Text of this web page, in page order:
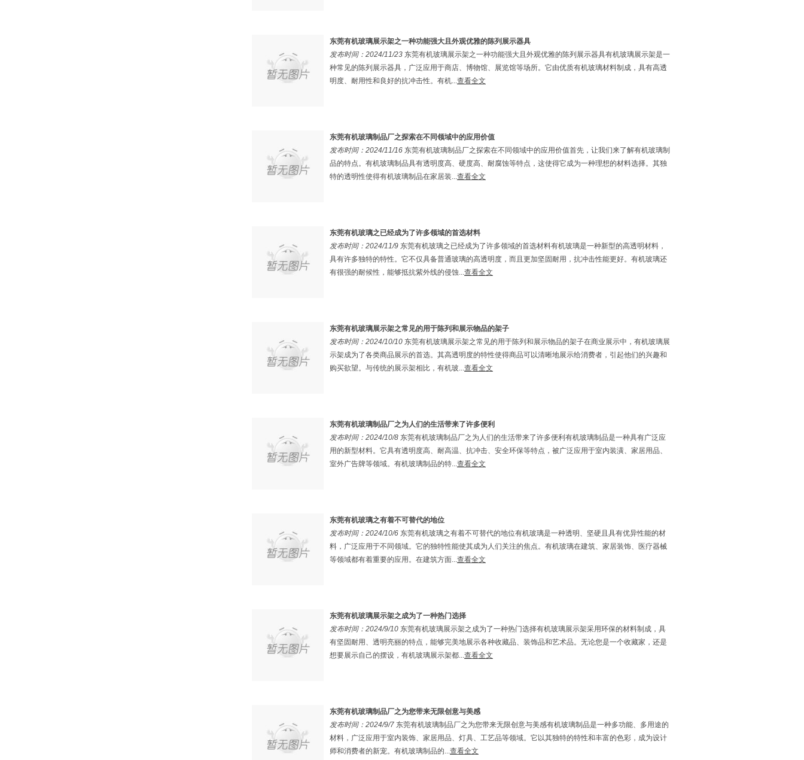
东莞有机玻璃展示架之一种功能强大且外观优雅的陈列展示器具
发布时间：2024/11/23 东莞有机玻璃展示架之一种功能强大且外观优雅的陈列展示器具有机玻璃展示架是一
种常见的陈列展示器具，广泛应用于商店、博物馆、展览馆等场所。它由优质有机玻璃材料制成，具有高透
明度、耐用性和良好的抗冲击性。有机...查看全文
东莞有机玻璃制品厂之探索在不同领域中的应用价值
发布时间：2024/11/16 东莞有机玻璃制品厂之探索在不同领域中的应用价值首先，让我们来了解有机玻璃制
品的特点。有机玻璃制品具有透明度高、硬度高、耐腐蚀等特点，这使得它成为一种理想的材料选择。其独
特的透明性使得有机玻璃制品在家居装...查看全文
东莞有机玻璃之已经成为了许多领域的首选材料
发布时间：2024/11/9 东莞有机玻璃之已经成为了许多领域的首选材料有机玻璃是一种新型的高透明材料，
具有许多独特的特性。它不仅具备普通玻璃的高透明度，而且更加坚固耐用，抗冲击性能更好。有机玻璃还
有很强的耐候性，能够抵抗紫外线的侵蚀...查看全文
东莞有机玻璃展示架之常见的用于陈列和展示物品的架子
发布时间：2024/10/10 东莞有机玻璃展示架之常见的用于陈列和展示物品的架子在商业展示中，有机玻璃展
示架成为了各类商品展示的首选。其高透明度的特性使得商品可以清晰地展示给消费者，引起他们的兴趣和
购买欲望。与传统的展示架相比，有机玻...查看全文
东莞有机玻璃制品厂之为人们的生活带来了许多便利
发布时间：2024/10/8 东莞有机玻璃制品厂之为人们的生活带来了许多便利有机玻璃制品是一种具有广泛应
用的新型材料。它具有透明度高、耐高温、抗冲击、安全环保等特点，被广泛应用于室内装潢、家居用品、
室外广告牌等领域。有机玻璃制品的特...查看全文
东莞有机玻璃之有着不可替代的地位
发布时间：2024/10/6 东莞有机玻璃之有着不可替代的地位有机玻璃是一种透明、坚硬且具有优异性能的材
料，广泛应用于不同领域。它的独特性能使其成为人们关注的焦点。有机玻璃在建筑、家居装饰、医疗器械
等领域都有着重要的应用。在建筑方面...查看全文
东莞有机玻璃展示架之成为了一种热门选择
发布时间：2024/9/10 东莞有机玻璃展示架之成为了一种热门选择有机玻璃展示架采用环保的材料制成，具
有坚固耐用、透明亮丽的特点，能够完美地展示各种收藏品、装饰品和艺术品。无论您是一个收藏家，还是
想要展示自己的摆设，有机玻璃展示架都...查看全文
东莞有机玻璃制品厂之为您带来无限创意与美感
发布时间：2024/9/7 东莞有机玻璃制品厂之为您带来无限创意与美感有机玻璃制品是一种多功能、多用途的
材料，广泛应用于室内装饰、家居用品、灯具、工艺品等领域。它以其独特的特性和丰富的色彩，成为设计
师和消费者的新宠。有机玻璃制品的...查看全文